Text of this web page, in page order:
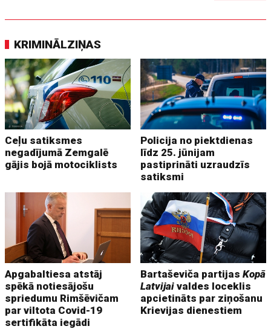
KRIMINĀLZIŅAS
Ceļu satiksmes
negadījumā Zemgalē
gājis bojā motociklists
Policija no piektdienas
līdz 25. jūnijam
pastiprināti uzraudzīs
satiksmi
Apgabaltiesa atstāj
spēkā notiesājošu
spriedumu Rimšēvičam
par viltota Covid-19
sertifikāta iegādi
Bartaševiča partijasKopā
Latvijai valdes loceklis
apcietināts par ziņošanu
Krievijas dienestiem